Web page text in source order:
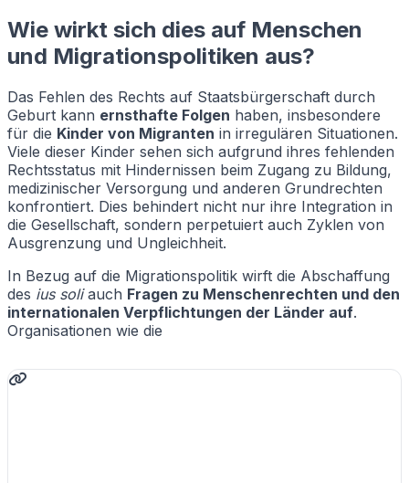
Wie wirkt sich dies auf Menschen
und Migrationspolitiken aus?
Das Fehlen des Rechts auf Staatsbürgerschaft durch
Geburt kann ernsthafte Folgen haben, insbesondere
für die Kinder von Migranten in irregulären Situationen.
Viele dieser Kinder sehen sich aufgrund ihres fehlenden
Rechtsstatus mit Hindernissen beim Zugang zu Bildung,
medizinischer Versorgung und anderen Grundrechten
konfrontiert. Dies behindert nicht nur ihre Integration in
die Gesellschaft, sondern perpetuiert auch Zyklen von
Ausgrenzung und Ungleichheit.
In Bezug auf die Migrationspolitik wirft die Abschaffung
des ius soliauch Fragen zu Menschenrechten und den
internationalen Verpflichtungen der Länder auf.
Organisationen wie die